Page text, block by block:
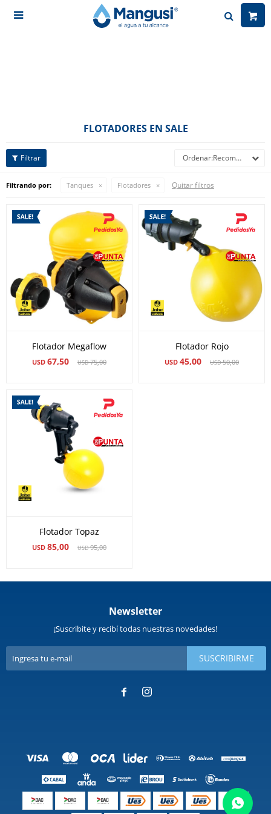

FLOTADORES EN SALE
Recomendados
Filtrando por: Tanques Flotadores Quitar filtros
Flotador Megaflow
USD 67,50 USD75,00
Flotador Rojo
USD 45,00 USD50,00
Flotador Topaz
USD 85,00 USD95,00
Newsletter
¡Suscribite y recibí todas nuestras novedades!
SUSCRIBIRME
 